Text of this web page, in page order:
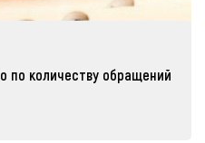
по количеству обращений